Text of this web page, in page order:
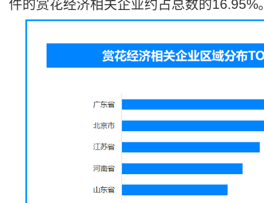
件的赏花经济相关企业约占总数的16.95%